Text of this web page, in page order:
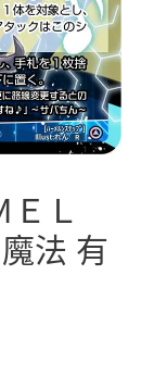
ＥＬ
法 有